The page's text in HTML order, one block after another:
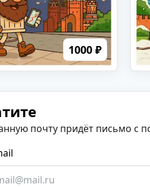
1000 ₽
почту придёт письмо с